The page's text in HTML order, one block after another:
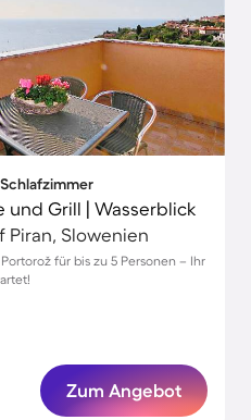
Schlafzimmer
und Grill | Wasserblick
Piran, Slowenien
für bis zu 5 Personen – Ihr
Zum Angebot